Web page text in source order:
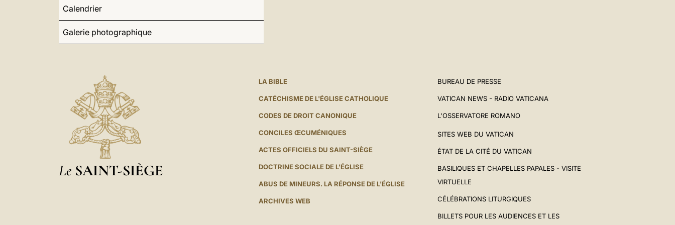
Calendrier
Galerie photographique
Le SAINT-SIÈGE
LA BIBLE
CATÉCHISME DE L'ÉGLISE CATHOLIQUE
CODES DE DROIT CANONIQUE
CONCILES ŒCUMÉNIQUES
ACTES OFFICIELS DU SAINT-SIÈGE
DOCTRINE SOCIALE DE L'ÉGLISE
ABUS DE MINEURS. LA RÉPONSE DE L'ÉGLISE
ARCHIVES WEB
BUREAU DE PRESSE
VATICAN NEWS - RADIO VATICANA
L'OSSERVATORE ROMANO
SITES WEB DU VATICAN
ÉTAT DE LA CITÉ DU VATICAN
BASILIQUES ET CHAPELLES PAPALES - VISITE
VIRTUELLE
CÉLÉBRATIONS LITURGIQUES
BILLETS POUR LES AUDIENCES ET LES